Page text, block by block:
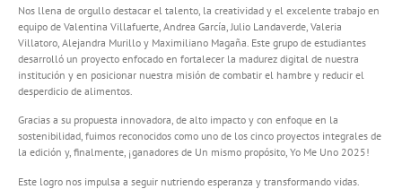
Nos llena de orgullo destacar el talento, la creatividad y el excelente trabajo en
equipo de Valentina Villafuerte, Andrea García, Julio Landaverde, Valeria
Villatoro, Alejandra Murillo y Maximiliano Magaña. Este grupo de estudiantes
desarrolló un proyecto enfocado en fortalecer la madurez digital de nuestra
institución y en posicionar nuestra misión de combatir el hambre y reducir el
desperdicio de alimentos.
Gracias a su propuesta innovadora, de alto impacto y con enfoque en la
sostenibilidad, fuimos reconocidos como uno de los cinco proyectos integrales de
la edición y, finalmente, ¡ganadores de Un mismo propósito, Yo Me Uno 2025!
Este logro nos impulsa a seguir nutriendo esperanza y transformando vidas.